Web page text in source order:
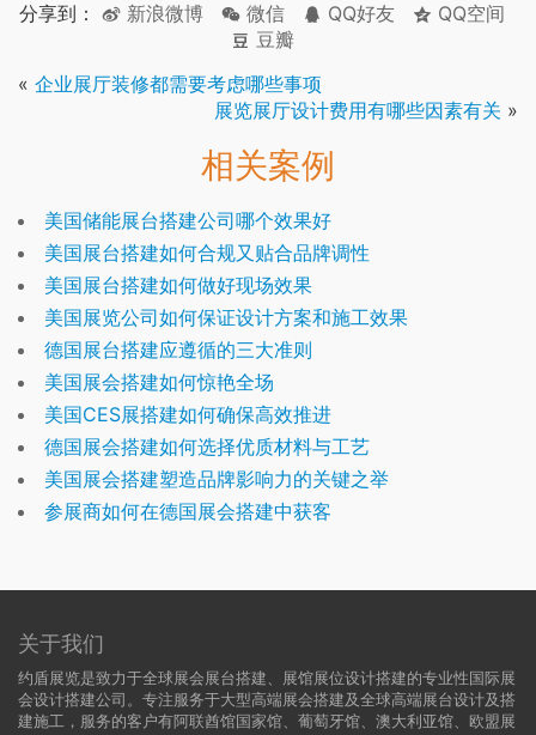
分享到：
新浪微博 微信 QQ好友
QQ空间
豆瓣
« 企业展厅装修都需要考虑哪些事项
展览展厅设计费用有哪些因素有关 »
相关案例
美国储能展台搭建公司哪个效果好
美国展台搭建如何合规又贴合品牌调性
美国展台搭建如何做好现场效果
美国展览公司如何保证设计方案和施工效果
德国展台搭建应遵循的三大准则
美国展会搭建如何惊艳全场
美国CES展搭建如何确保高效推进
德国展会搭建如何选择优质材料与工艺
美国展会搭建塑造品牌影响力的关键之举
参展商如何在德国展会搭建中获客
关于我们
约盾展览是致力于全球展会展台搭建、展馆展位设计搭建的专业性国际展
会设计搭建公司。专注服务于大型高端展会搭建及全球高端展台设计及搭
建施工，服务的客户有阿联酋馆国家馆、葡萄牙馆、澳大利亚馆、欧盟展